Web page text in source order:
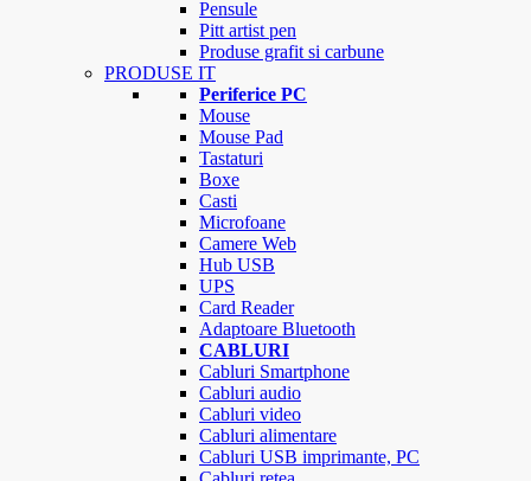
Pensule
Pitt artist pen
Produse grafit si carbune
PRODUSE IT
Periferice PC
Mouse
Mouse Pad
Tastaturi
Boxe
Casti
Microfoane
Camere Web
Hub USB
UPS
Card Reader
Adaptoare Bluetooth
CABLURI
Cabluri Smartphone
Cabluri audio
Cabluri video
Cabluri alimentare
Cabluri USB imprimante, PC